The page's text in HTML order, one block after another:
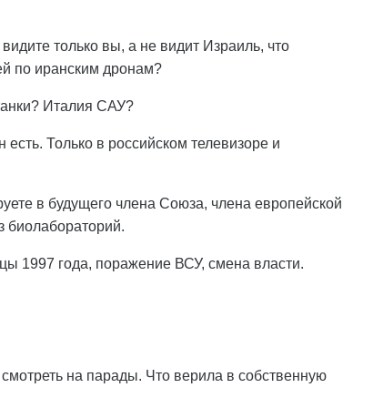
только вы, а не видит Израиль, что
по иранским дронам?
Италия САУ?
Только в российском телевизоре и
в будущего члена Союза, члена европейской
биолабораторий.
1997 года, поражение ВСУ, смена власти.
на парады. Что верила в собственную